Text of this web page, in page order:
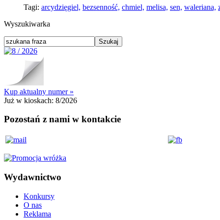
Tagi: arcydzięgiel, bezsenność, chmiel, melisa, sen, waleriana,
Wyszukiwarka
Kup aktualny numer »
Już w kioskach: 8/2026
Pozostań z nami w kontakcie
Wydawnictwo
Konkursy
O nas
Reklama